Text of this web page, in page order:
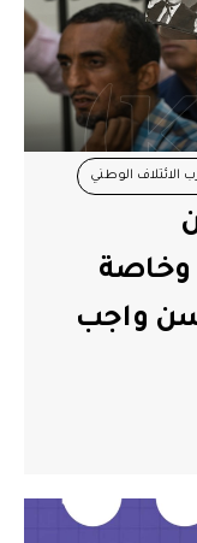
الائتلاف الوطني
وخاصة
واجب